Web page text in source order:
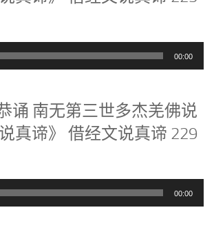
00:00
诵 南无第三世多杰羌佛说
真谛》 借经文说真谛 229
00:00